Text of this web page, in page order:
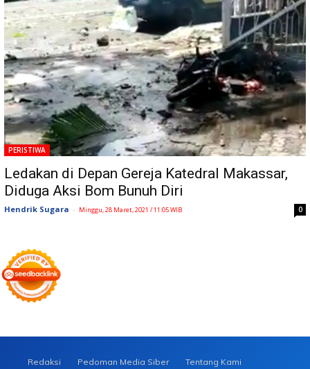
PERISTIWA
Ledakan di Depan Gereja Katedral Makassar,
Diduga Aksi Bom Bunuh Diri
Hendrik Sugara - Minggu, 28 Maret, 2021 / 11:05 WIB 0
Redaksi Pedoman Media Siber Tentang Kami